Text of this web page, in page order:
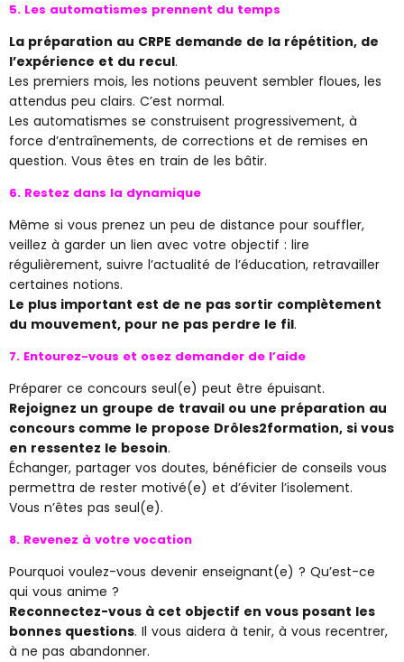
5. Les automatismes prennent du temps
La préparation au CRPE demande de la répétition, de
l’expérience et du recul.
Les premiers mois, les notions peuvent sembler floues, les
attendus peu clairs. C’est normal.
Les automatismes se construisent progressivement, à
force d’entraînements, de corrections et de remises en
question. Vous êtes en train de les bâtir.
6. Restez dans la dynamique
Même si vous prenez un peu de distance pour souffler,
veillez à garder un lien avec votre objectif : lire
régulièrement, suivre l’actualité de l’éducation, retravailler
certaines notions.
Le plus important est de ne pas sortir complètement
du mouvement, pour ne pas perdre le fil.
7. Entourez-vous et osez demander de l’aide
Préparer ce concours seul(e) peut être épuisant.
Rejoignez un groupe de travail ou une préparation au
concours comme le propose Drôles2formation, si vous
en ressentez le besoin.
Échanger, partager vos doutes, bénéficier de conseils vous
permettra de rester motivé(e) et d’éviter l’isolement.
Vous n’êtes pas seul(e).
8. Revenez à votre vocation
Pourquoi voulez-vous devenir enseignant(e) ? Qu’est-ce
qui vous anime ?
Reconnectez-vous à cet objectif en vous posant les
bonnes questions. Il vous aidera à tenir, à vous recentrer,
à ne pas abandonner.